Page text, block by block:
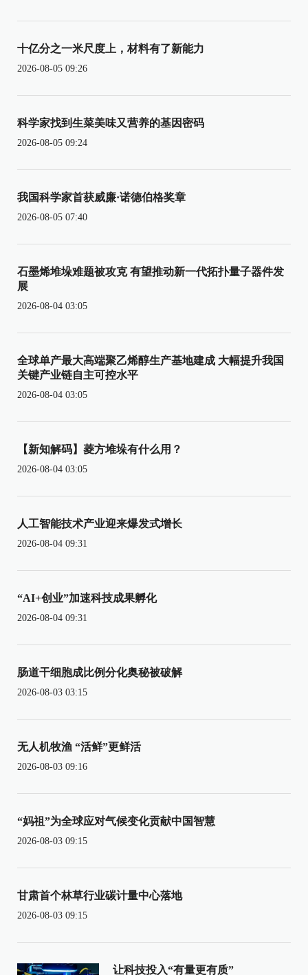
十亿分之一米尺度上，材料有了新能力
2026-08-05 09:26
科学家找到生菜美味又营养的基因密码
2026-08-05 09:24
我国科学家首获威廉·诺德伯格奖章
2026-08-05 07:40
石墨烯堆垛难题被攻克 有望推动新一代拓扑量子器件发
展
2026-08-04 03:05
全球单产最大高端聚乙烯醇生产基地建成 大幅提升我国
关键产业链自主可控水平
2026-08-04 03:05
【新知解码】菱方堆垛有什么用？
2026-08-04 03:05
人工智能技术产业迎来爆发式增长
2026-08-04 09:31
“AI+创业”加速科技成果孵化
2026-08-04 09:31
肠道干细胞成比例分化奥秘被破解
2026-08-03 03:15
无人机牧渔 “活鲜”更鲜活
2026-08-03 09:16
“妈祖”为全球应对气候变化贡献中国智慧
2026-08-03 09:15
甘肃首个林草行业碳计量中心落地
2026-08-03 09:15
让科技投入“有量更有质”